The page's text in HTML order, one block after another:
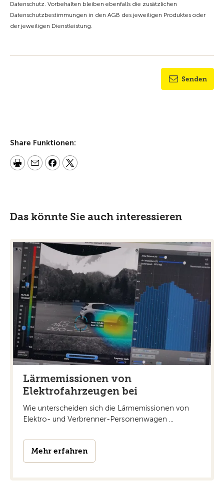
Datenschutz. Vorbehalten bleiben ebenfalls die zusätzlichen
Datenschutzbestimmungen in den AGB des jeweiligen Produktes oder
der jeweiligen Dienstleistung.
Senden
Share Funktionen:
Das könnte Sie auch interessieren
Lärmemissionen von
Elektrofahrzeugen bei
Wie unterscheiden sich die Lärmemissionen von
Elektro- und Verbrenner-Personenwagen ...
Mehr erfahren